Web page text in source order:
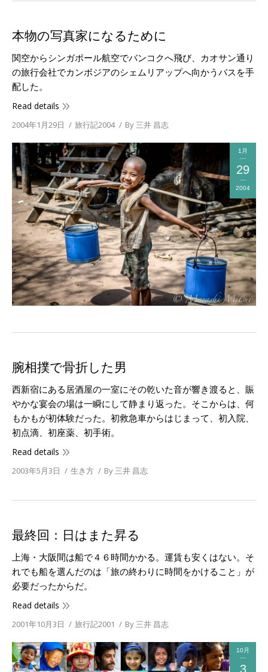
本物の写真家になるために
関空からシンガポール航空でバンコクへ飛び、カオサン通り
の旅行会社でカンボジアのシェムリアップへ向かうバスを手
配した。
Read details
2004年1月29日 旅行記2004 By 三井 昌志
1月
29
2004
腕相撲で骨折した男
西新宿にある居酒屋の一室にその乾いた音が響き渡ると、賑
やかな宴会の場は一瞬にして静まり返った。そこからは、何
もかもが初体験だった。初救急車からはじまって、初入院、
初点滴、初座薬、初手術。
Read details
2003年5月3日 生き方 By 三井 昌志
最終回：日はまた昇る
上海・大阪間は船で４６時間かかる。運賃も安くはない。そ
れでも船を選んだのは「旅の終わりに時間をかけること」が
必要だったからだ。
Read details
2001年10月3日 旅行記2001 By 三井 昌志
10月
3